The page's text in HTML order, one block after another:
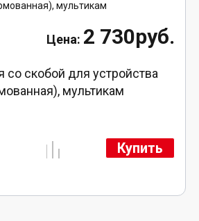
2 730руб.
со скобой для устройства
мультикам
Купить